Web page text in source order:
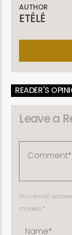
AUTHOR
ETÉLÉ
READER'S
Leave a
Your email
marked *